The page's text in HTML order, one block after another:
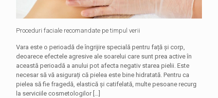
Proceduri faciale recomandate pe timpul verii
Vara este o perioadă de îngrijire specială pentru față și corp,
deoarece efectele agresive ale soarelui care sunt prea active în
această perioadă a anului pot afecta negativ starea pielii. Este
necesar să vă asigurați că pielea este bine hidratată. Pentru ca
pielea să fie fragedă, elastică și catifelată, multe pesoane recurg
la serviciile cosmetologilor[…]